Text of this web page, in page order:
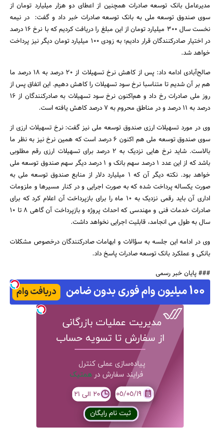
مدیرعامل بانک توسعه صادرات همچنین از اعطای دو هزار میلیارد تومان از
سوی صندوق توسعه ملی به بانک توسعه صادرات خبر داد و گفت: در نیمه
نخست سال 300 میلیارد تومان از این مبلغ را دریافت کردیم که با نرخ 16 درصد
در اختیار صادرکنندگان قرار دادیم؛ به زودی 100 میلیارد تومان دیگر نیز پرداخت
خواهد شد.
صالح‌آبادی ادامه داد: پس از کاهش نرخ تسهیلات از 20 درصد به 18 درصد ما
هم بر آن شدیم تا متناسبا نرخ سود تسهیلات‌ را کاهش دهیم. این اتفاق پس از
روز ملی صادرات رخ داد و هم‌اکنون نرخ سود تسهیلات به صادرکنندگان از 16
درصد به 11 درصد و در مناطق محروم به 7 درصد کاهش یافته است.
وی در مورد تسهیلات ارزی صندوق توسعه ملی نیز گفت: نرخ تسهیلات ارزی از
سوی صندوق توسعه ملی هم اکنون 6 درصد است که همین نرخ نیز به نظر ما
بالاست. شاید نرخ هایی نزدیک به 2 درصد برای تسهیلات ارزی رقم مطلوبی
باشد که از این عدد 1 درصد سهم بانک و 1 درصد دیگر سهم صندوق توسعه ملی
خواهد بود. نکته دیگر آن که 1 میلیارد دلار از منابع صندوق توسعه ملی به
صورت یکساله پرداخت شده که به صورت اجرایی و در کنار مسیرها و ملزومات
اداری آن باید رقمی نزدیک به 10 ماه را برای بازپرداخت آن اعلام کرد که برای
صادرات خدمات فنی و مهندسی که احداث پروژه و بازپرداخت آن گاهی 8 تا 10
سال به طول می انجامد، قابلیت اجرایی نخواهد داشت.
وی در ادامه این جلسه به سؤالات و ابهامات صادرکنندگان درخصوص مشکلات
بانکی و عملکرد بانک توسعه صادرات پاسخ داد.
### پایان خبر رسمی